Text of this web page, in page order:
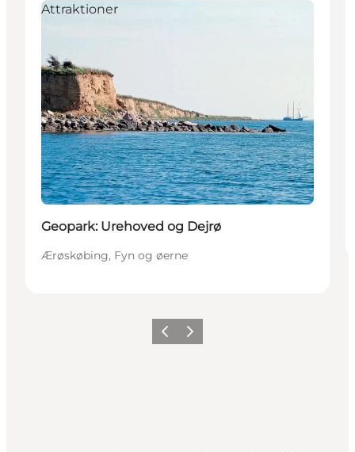
Attraktioner
Geopark: Urehoved og Dejrø
Ærøskøbing, Fyn og øerne
ForrigeNæste